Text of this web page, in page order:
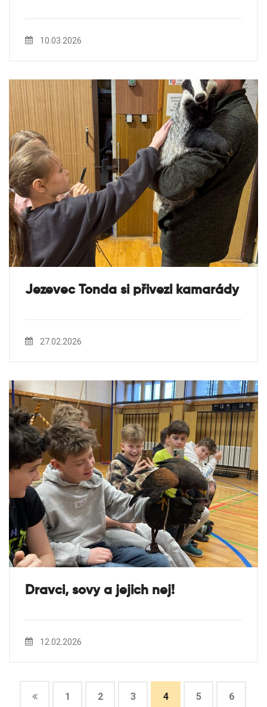
10.03.2026
Jezevec Tonda si přivezl kamarády
27.02.2026
Dravci, sovy a jejich nej!
12.02.2026
1 2 3 4 5 6